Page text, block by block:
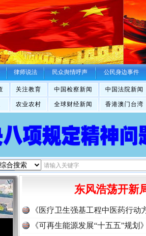
律师说法 民众舆情呼声 公民身边事件
关注教育 中国检察新闻 中国法院新闻
农业农村 全球财经新闻 香港澳门台湾
东风浩荡开新
《医疗卫生强基工程中医药行动
《可再生能源发展“十五五”规划